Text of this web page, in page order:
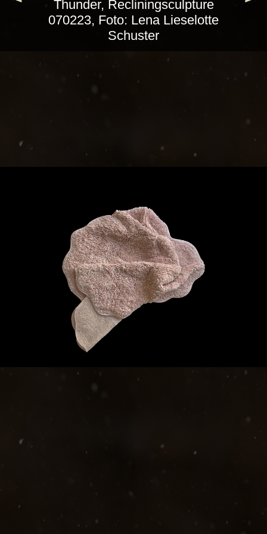
Thunder, Recliningsculpture
070223, Foto: Lena Lieselotte
Schuster